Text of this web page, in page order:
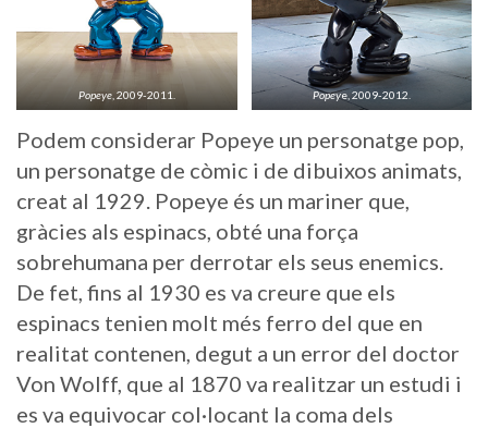
Popeye, 2009-2011. Popeye, 2009-2012.
Podem considerar Popeye un personatge pop,
un personatge de còmic i de dibuixos animats,
creat al 1929. Popeye és un mariner que,
gràcies als espinacs, obté una força
sobrehumana per derrotar els seus enemics.
De fet, fins al 1930 es va creure que els
espinacs tenien molt més ferro del que en
realitat contenen, degut a un error del doctor
Von Wolff, que al 1870 va realitzar un estudi i
es va equivocar col·locant la coma dels